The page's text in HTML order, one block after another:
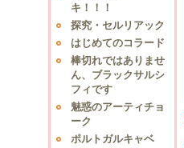
キ！！！
探究・セルリアック
はじめてのコラード
棒切れではありませ
ん、ブラックサルシ
フィです
魅惑のアーティチョ
ーク
ポルトガルキャベ